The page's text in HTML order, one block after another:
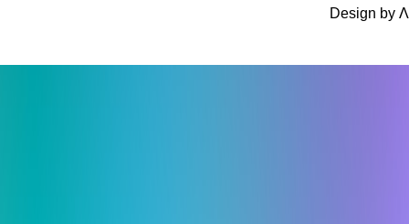
Design by